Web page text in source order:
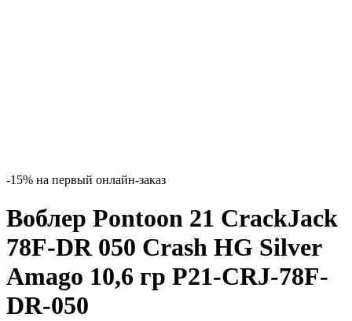
-15% на первый онлайн-заказ
Воблер Pontoon 21 CrackJack
78F-DR 050 Crash HG Silver
Amago 10,6 гр P21-CRJ-78F-
DR-050